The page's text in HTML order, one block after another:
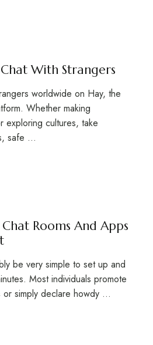
With Strangers
worldwide on Hay, the
Whether making
exploring cultures, take
safe …
Rooms And Apps
be very simple to set up and
Most individuals promote
simply declare howdy …